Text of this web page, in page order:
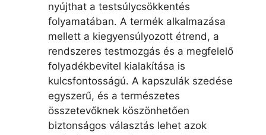
nyújthat a testsúlycsökkentés
folyamatában. A termék alkalmazása
mellett a kiegyensúlyozott étrend, a
rendszeres testmozgás és a megfelelő
folyadékbevitel kialakítása is
kulcsfontosságú. A kapszulák szedése
egyszerű, és a természetes
összetevőknek köszönhetően
biztonságos választás lehet azok